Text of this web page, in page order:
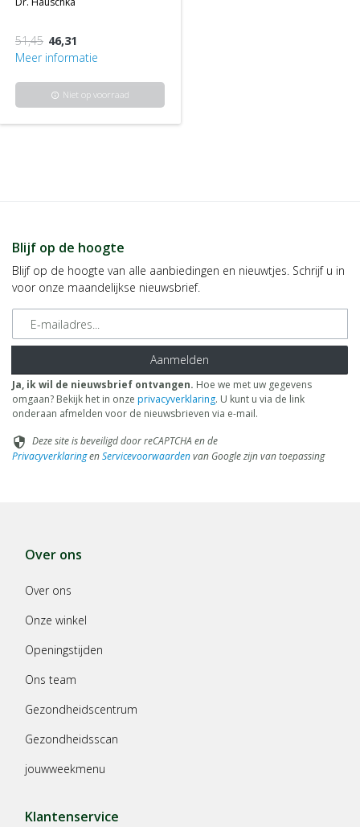
51,45 46,31
Meer informatie
info Niet op voorraad
Blijf op de hoogte
Blijf op de hoogte van alle aanbiedingen en nieuwtjes. Schrijf u in
voor onze maandelijkse nieuwsbrief.
E-mailadres
Aanmelden
Ja, ik wil de nieuwsbrief ontvangen. Hoe we met uw gegevens
omgaan? Bekijk het in onze privacyverklaring. U kunt u via de link
onderaan afmelden voor de nieuwsbrieven via e-mail.
security Deze site is beveiligd door reCAPTCHA en de
PrivacyverklaringenServicevoorwaardenvan Google zijn van toepassing
Over ons
Over ons
Onze winkel
Openingstijden
Ons team
Gezondheidscentrum
Gezondheidsscan
jouwweekmenu
Klantenservice